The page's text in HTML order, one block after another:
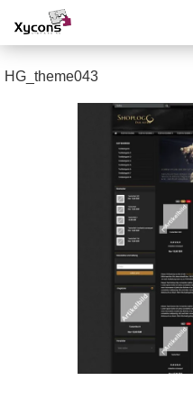
HG_theme043